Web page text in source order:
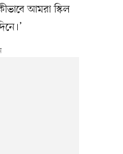
আমরা স্কিল